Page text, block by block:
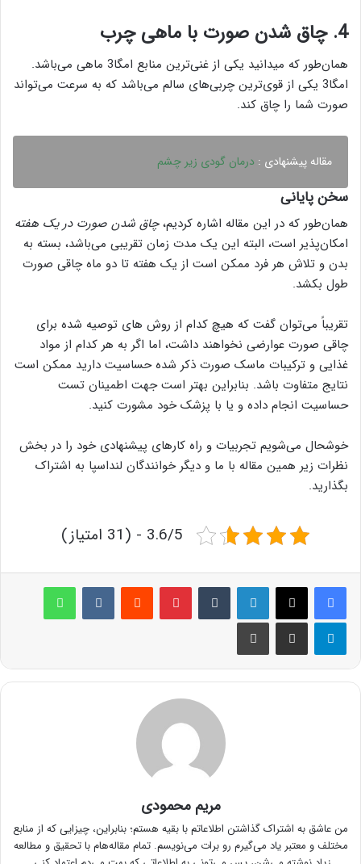
4. چاق شدن صورت با ماهی چرب
همان‌طور که میدانید یکی از غنی‌ترین منابع امگا3 ماهی می‌باشد.
امگا3 یکی از قوی‌ترین چربی‌های سالم می‌باشد که به سرعت می‌تواند
صورت شما را چاق کند.
مقاله پیشنهادی : درمان گودی زیر چشم
سخن پایانی
همان‌طور که در این مقاله اشاره کردیم،چاق شدن صورت در یک هفته
امکان‌پذیر است، البته این یک مدت زمان تقریبی می‌باشد، بسته به
بدن و تلاش هر فرد ممکن است از یک هفته تا دو ماه چاقی صورت
طول بکشد.
تقریباً می‌توان گفت که هیچ کدام از روش های توصیه شده برای
چاقی صورت عوارضی نخواهند داشت، اما اگر به هر کدام از مواد
غذایی و ترکیبات ماسک صورت ذکر شده حساسیت دارید ممکن است
نتایج متفاوت باشد. بنابراین بهتر است جهت اطمینان تست
حساسیت انجام داده و یا با پزشک خود مشورت کنید.
خوشحال می‌شویم تجربیات و راه کارهای پیشنهادی خود را در بخش
نظرات زیر همین مقاله با ما و دیگر خوانندگان لنداسپا به اشتراک
بگذارید.
3.6/5 - (31 امتیاز)
لینکدین پینترست ‫رددیت
اشتراک گذاری از طریق ایمیل چاپ
مریم محمودی
من عاشق به اشتراک گذاشتن اطلاعاتم با بقیه هستم؛ بنابراین، چیزایی که از منابع
مختلف و معتبر یاد می‌گیرم رو برات می‌نویسم. تمام مقاله‌هام با تحقیق و مطالعه